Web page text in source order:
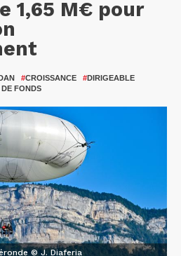
1,65 M€ pour
#CROISSANCE #DIRIGEABLE
DE FONDS
© J. Diaferia